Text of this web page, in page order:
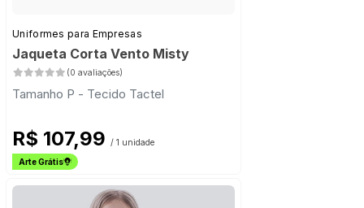
Uniformes para Empresas
Jaqueta Corta Vento Misty
(0 avaliações)
Tamanho P - Tecido Tactel
R$ 107,99 / 1 unidade
Arte Grátis